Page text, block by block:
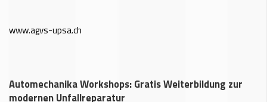
www.agvs-upsa.ch
Automechanika Workshops: Gratis Weiterbildung zur
modernen Unfallreparatur